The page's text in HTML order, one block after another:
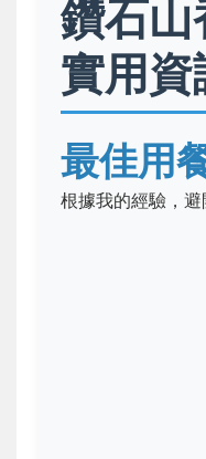
鑽石山
實用資
最佳用
根據我的經驗，避